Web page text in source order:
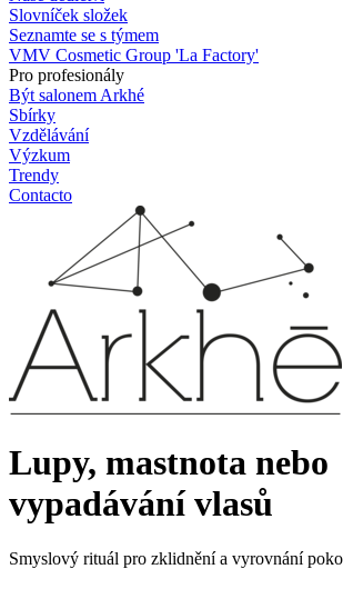
Slovníček složek
Seznamte se s týmem
VMV Cosmetic Group 'La Factory'
Pro profesionály
Být salonem Arkhé
Sbírky
Vzdělávání
Výzkum
Trendy
Contacto
Lupy, mastnota nebo
vypadávání vlasů
Smyslový rituál pro zklidnění a vyrovnání